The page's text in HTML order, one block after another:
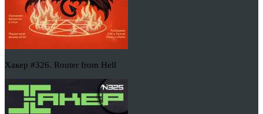
Хакер #326. Router from Hell